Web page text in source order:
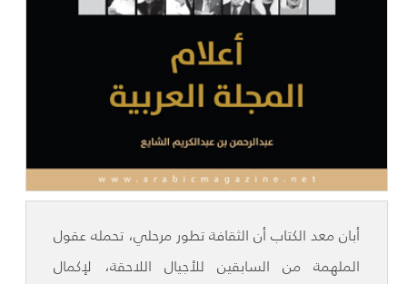
أبان معد الكتاب أن الثقافة تطور مرحلي، تحمله عقول
الملهمة من السابقين للأجيال اللاحقة، لإكمال